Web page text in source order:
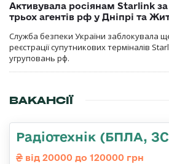
Активувала росіянам Starlink
трьох агентів рф у Дніпрі та
Служба безпеки України заблокувала
реєстрації супутникових терміналів
угруповань рф.
ВАКАНСІЇ
Радіотехнік (БПЛА,
від 20000 до 120000 грн